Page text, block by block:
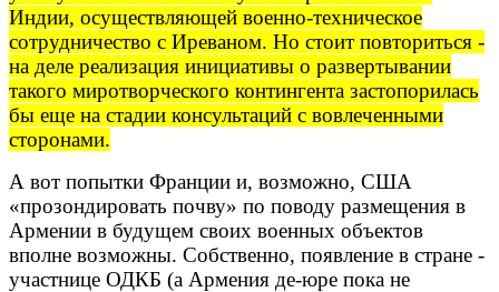
Индии, осуществляющей военно-техническое
сотрудничество с Иреваном. Но стоит повториться -
на деле реализация инициативы о развертывании
такого миротворческого контингента застопорилась
бы еще на стадии консультаций с вовлеченными
сторонами.
А вот попытки Франции и, возможно, США
«прозондировать почву» по поводу размещения в
Армении в будущем своих военных объектов
вполне возможны. Собственно, появление в стране -
участнице ОДКБ (а Армения де-юре пока не